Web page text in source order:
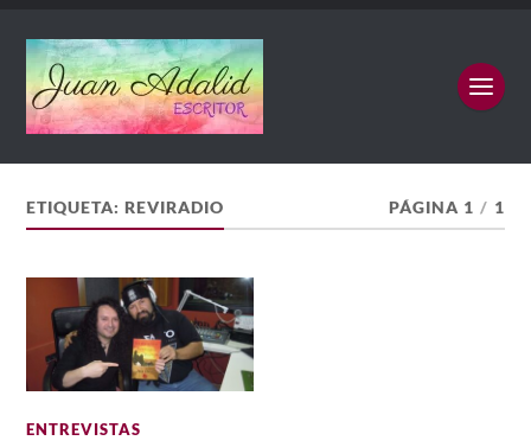
ETIQUETA:REVIRADIO PÁGINA 1 / 1
ENTREVISTAS